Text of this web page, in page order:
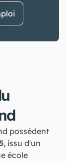
possèdent
, issu d'un
école